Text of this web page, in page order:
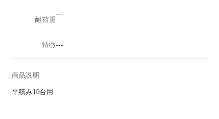
耐荷重
---
特徴---
商品説明
平積み10台用